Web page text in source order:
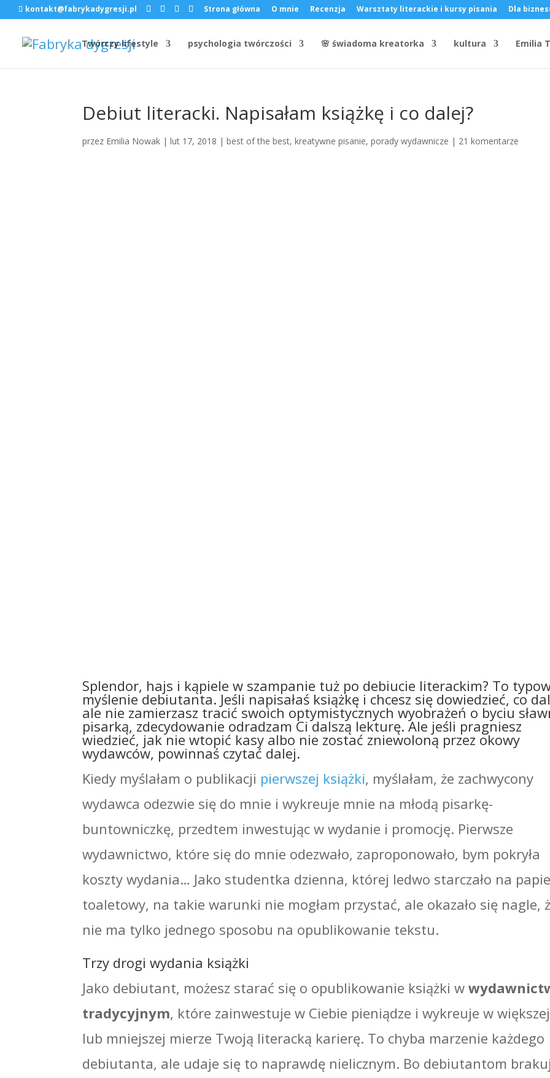
kontakt@fabrykadygresji.pl Strona główna O mnie Recenzja Warsztaty literackie i kursy pisania Dla
Twórczy lifestyle psychologia twórczości 🌸 świadoma kreatorka kultura Emilia
Debiut literacki. Napisałam książkę i co dalej?
przez Emilia Nowak |lut 17, 2018 |best of the best,kreatywne pisanie,porady wydawnicze | 21 komentarze
Splendor, hajs i kąpiele w szampanie tuż po debiucie literackim? To
myślenie debiutanta. Jeśli napisałaś książkę i chcesz się dowiedzieć, co
ale nie zamierzasz tracić swoich optymistycznych wyobrażeń o byciu
pisarką, zdecydowanie odradzam Ci dalszą lekturę. Ale jeśli pragniesz
wiedzieć, jak nie wtopić kasy albo nie zostać zniewoloną przez okowy
wydawców, powinnaś czytać dalej.
Kiedy myślałam o publikacji pierwszej książki, myślałam, że zachwycony
wydawca odezwie się do mnie i wykreuje mnie na młodą pisarkę-
buntowniczkę, przedtem inwestując w wydanie i promocję. Pierwsze
wydawnictwo, które się do mnie odezwało, zaproponowało, bym pokryła
koszty wydania… Jako studentka dzienna, której ledwo starczało na
toaletowy, na takie warunki nie mogłam przystać, ale okazało się nagle,
nie ma tylko jednego sposobu na opublikowanie tekstu.
Trzy drogi wydania książki
Jako debiutant, możesz starać się o opublikowanie książki w
tradycyjnym, które zainwestuje w Ciebie pieniądze i wykreuje w większej
lub mniejszej mierze Twoją literacką karierę. To chyba marzenie każdego
debiutanta, ale udaje się to naprawdę nielicznym. Bo debiutantom